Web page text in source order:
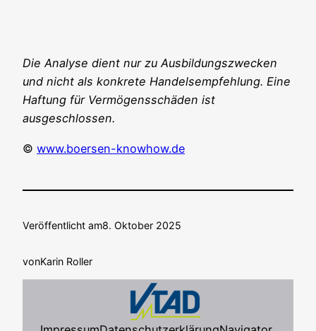
Die Ana­ly­se dient nur zu Aus­bil­dungs­zwe­cken
und nicht als kon­kre­te Han­dels­emp­feh­lung. Eine
Haf­tung für Ver­mö­gens­schä­den ist
ausgeschlossen.
© www.boersen-knowhow.de
Veröffentlicht am8. Oktober 2025
vonKarin Roller